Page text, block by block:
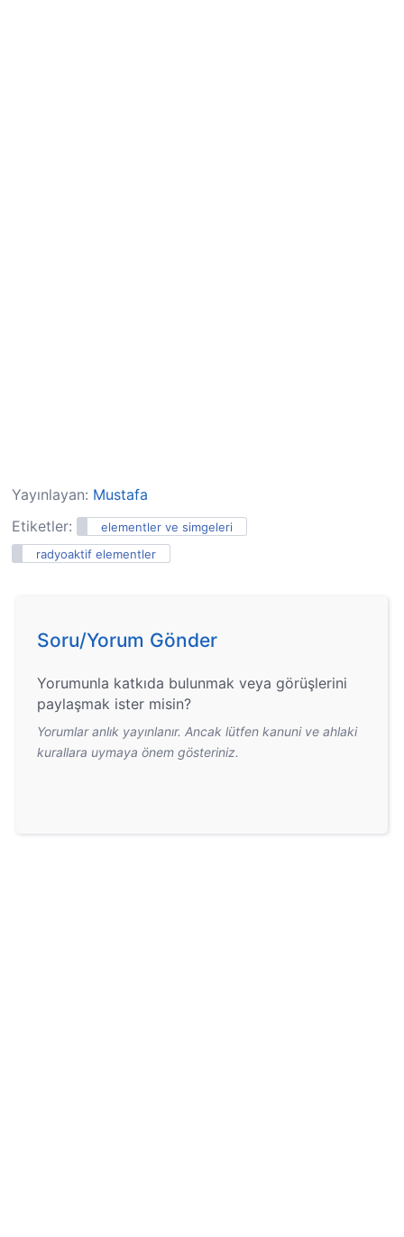
Yayınlayan: Mustafa
Etiketler:
elementler ve simgeleri
radyoaktif elementler
Soru/Yorum Gönder
Yorumunla katkıda bulunmak veya görüşlerini
paylaşmak ister misin?
Yorumlar anlık yayınlanır. Ancak lütfen kanuni ve ahlaki
kurallara uymaya önem gösteriniz.